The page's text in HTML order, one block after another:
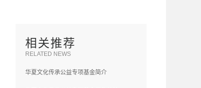
相关推荐
RELATED NEWS
华夏文化传承公益专项基金简介